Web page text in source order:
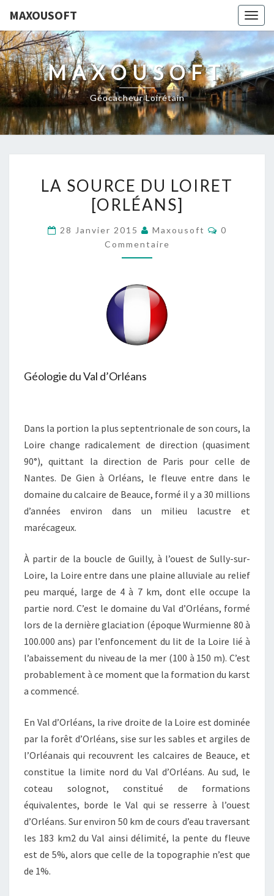
MAXOUSOFT
MAXOUSOFT
Géocacheur Loirétain
SOURCE
DU
[ORLÉANS]
LA SOURCE DU LOIRET
[ORLÉANS]
28 Janvier 2015 Maxousoft
0
Commentaire
Géologie du Val d’Orléans
Dans la portion la plus septentrionale de son cours, la
Loire change radicalement de direction (quasiment
90°), quittant la direction de Paris pour celle de
Nantes. De Gien à Orléans, le fleuve entre dans le
domaine du calcaire de Beauce, formé il y a 30 millions
d’années environ dans un milieu lacustre et
marécageux.
À partir de la boucle de Guilly, à l’ouest de Sully-sur-
Loire, la Loire entre dans une plaine alluviale au relief
peu marqué, large de 4 à 7 km, dont elle occupe la
partie nord. C’est le domaine du Val d’Orléans, formé
lors de la dernière glaciation (époque Wurmienne 80 à
100.000 ans) par l’enfoncement du lit de la Loire lié à
l’abaissement du niveau de la mer (100 à 150 m). C’est
probablement à ce moment que la formation du karst
a commencé.
En Val d’Orléans, la rive droite de la Loire est dominée
par la forêt d’Orléans, sise sur les sables et argiles de
l’Orléanais qui recouvrent les calcaires de Beauce, et
constitue la limite nord du Val d’Orléans. Au sud, le
coteau solognot, constitué de formations
équivalentes, borde le Val qui se resserre à l’ouest
d’Orléans. Sur environ 50 km de cours d’eau traversant
les 183 km2 du Val ainsi délimité, la pente du fleuve
est de 5%, alors que celle de la topographie n’est que
de 1%.